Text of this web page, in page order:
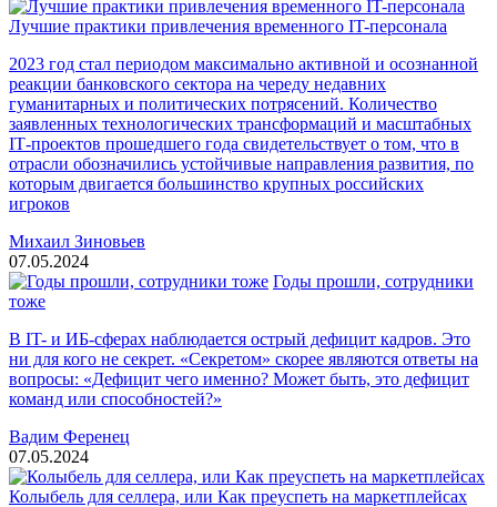
Лучшие практики привлечения временного IT-персонала
2023 год стал периодом максимально активной и осознанной
реакции банковского сектора на череду недавних
гуманитарных и политических потрясений. Количество
заявленных технологических трансформаций и масштабных
IТ-проектов прошедшего года свидетельствует о том, что в
отрасли обозначились устойчивые направления развития, по
которым двигается большинство крупных российских
игроков
Михаил Зиновьев
07.05.2024
Годы прошли, сотрудники
тоже
В IT- и ИБ-сферах наблюдается острый дефицит кадров. Это
ни для кого не секрет. «Секретом» скорее являются ответы на
вопросы: «Дефицит чего именно? Может быть, это дефицит
команд или способностей?»
Вадим Ференец
07.05.2024
Колыбель для селлера, или Как преуспеть на маркетплейсах